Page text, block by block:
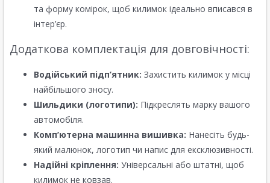
та форму комірок, щоб килимок ідеально вписався в
інтер’єр.
Додаткова комплектація для довговічності:
Водійський підп’ятник: Захистить килимок у місці
найбільшого зносу.
Шильдики (логотипи): Підкреслять марку вашого
автомобіля.
Комп’ютерна машинна вишивка: Нанесіть будь-
який малюнок, логотип чи напис для ексклюзивності.
Надійні кріплення: Універсальні або штатні, щоб
килимок не ковзав.